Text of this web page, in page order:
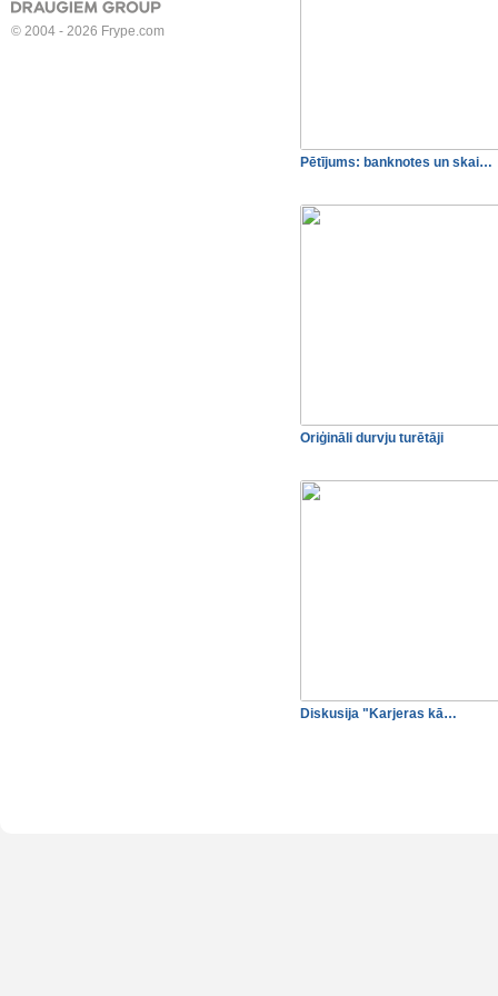
© 2004 - 2026 Frype.com
Pētījums: banknotes un skai…
Oriģināli durvju turētāji
Diskusija "Karjeras kā…